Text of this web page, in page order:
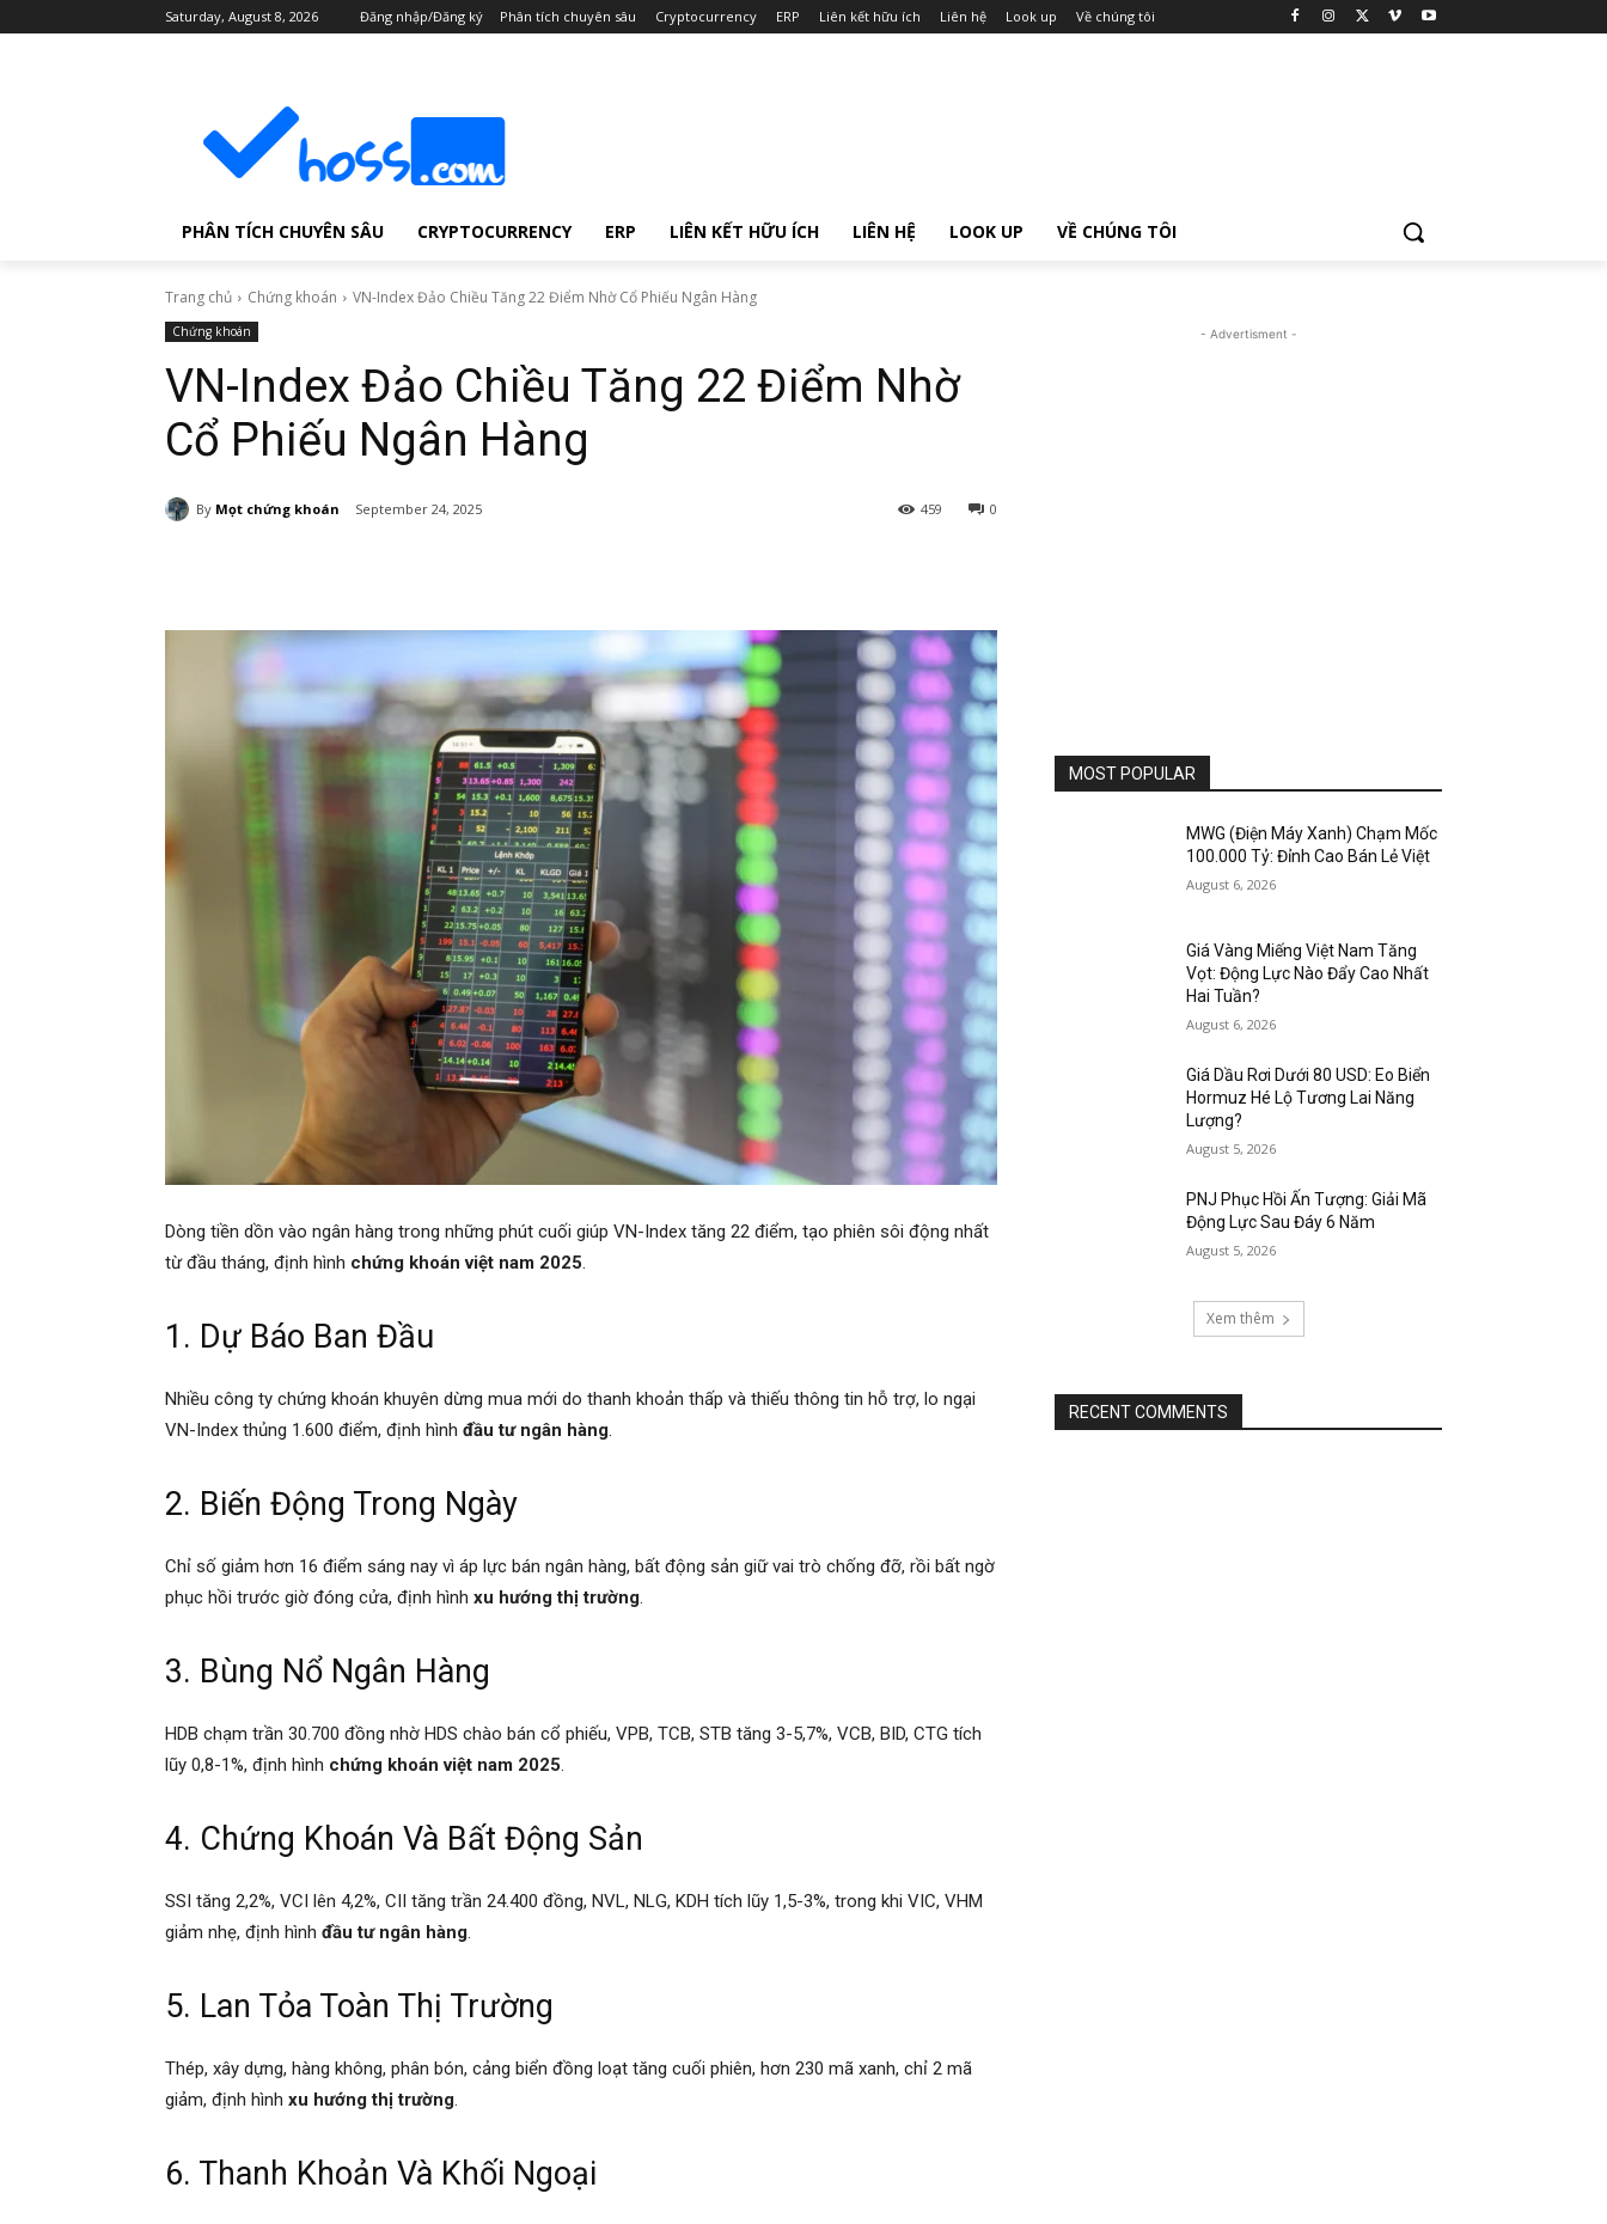
Saturday, August 8, 2026 Đăng nhập/Đăng ký Phân tích chuyên sâu Cryptocurrency ERP Liên kết hữu ích Liên hệ Look up Về chúng tôi
PHÂN TÍCH CHUYÊN SÂU CRYPTOCURRENCY ERP LIÊN KẾT HỮU ÍCH LIÊN HỆ LOOK UP VỀ CHÚNG TÔI
Trang chủ Chứng khoán VN-Index Đảo Chiều Tăng 22 Điểm Nhờ Cổ Phiếu Ngân Hàng
Chứng khoán
VN-Index Đảo Chiều Tăng 22 Điểm Nhờ
Cổ Phiếu Ngân Hàng
By Mọt chứng khoán September 24, 2025 0
459
Dòng tiền dồn vào ngân hàng trong những phút cuối giúp VN-Index tăng 22 điểm, tạo phiên sôi động nhất
từ đầu tháng, định hình chứng khoán việt nam 2025.
1. Dự Báo Ban Đầu
Nhiều công ty chứng khoán khuyên dừng mua mới do thanh khoản thấp và thiếu thông tin hỗ trợ, lo ngại
VN-Index thủng 1.600 điểm, định hình đầu tư ngân hàng.
2. Biến Động Trong Ngày
Chỉ số giảm hơn 16 điểm sáng nay vì áp lực bán ngân hàng, bất động sản giữ vai trò chống đỡ, rồi bất ngờ
phục hồi trước giờ đóng cửa, định hình xu hướng thị trường.
3. Bùng Nổ Ngân Hàng
HDB chạm trần 30.700 đồng nhờ HDS chào bán cổ phiếu, VPB, TCB, STB tăng 3-5,7%, VCB, BID, CTG tích
lũy 0,8-1%, định hình chứng khoán việt nam 2025.
4. Chứng Khoán Và Bất Động Sản
SSI tăng 2,2%, VCI lên 4,2%, CII tăng trần 24.400 đồng, NVL, NLG, KDH tích lũy 1,5-3%, trong khi VIC, VHM
giảm nhẹ, định hình đầu tư ngân hàng.
5. Lan Tỏa Toàn Thị Trường
Thép, xây dựng, hàng không, phân bón, cảng biển đồng loạt tăng cuối phiên, hơn 230 mã xanh, chỉ 2 mã
giảm, định hình xu hướng thị trường.
6. Thanh Khoản Và Khối Ngoại
- Advertisment -
MOST POPULAR
MWG (Điện Máy Xanh) Chạm Mốc
100.000 Tỷ: Đỉnh Cao Bán Lẻ Việt
August 6, 2026
Giá Vàng Miếng Việt Nam Tăng
Vọt: Động Lực Nào Đẩy Cao Nhất
Hai Tuần?
August 6, 2026
Giá Dầu Rơi Dưới 80 USD: Eo Biển
Hormuz Hé Lộ Tương Lai Năng
Lượng?
August 5, 2026
PNJ Phục Hồi Ấn Tượng: Giải Mã
Động Lực Sau Đáy 6 Năm
August 5, 2026
Xem thêm
RECENT COMMENTS